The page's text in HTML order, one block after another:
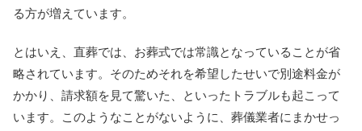
る方が増えています。
とはいえ、直葬では、お葬式では常識となっていることが省
略されています。そのためそれを希望したせいで別途料金が
かかり、請求額を見て驚いた、といったトラブルも起こって
います。このようなことがないように、葬儀業者にまかせっ